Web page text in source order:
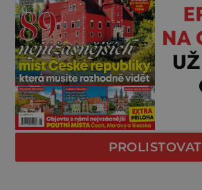
PROLISTOVAT